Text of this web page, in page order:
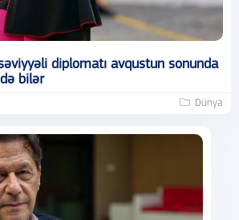
diplomatı avqustun sonunda
bilər
Dünya